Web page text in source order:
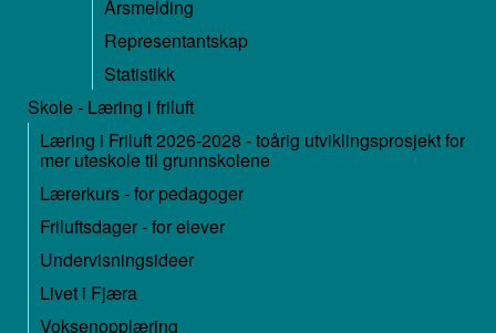
Årsmelding
Representantskap
Statistikk
Skole - Læring i friluft
Læring i Friluft 2026-2028 - toårig utviklingsprosjekt for
mer uteskole til grunnskolene
Lærerkurs - for pedagoger
Friluftsdager - for elever
Undervisningsideer
Livet i Fjæra
Voksenopplæring